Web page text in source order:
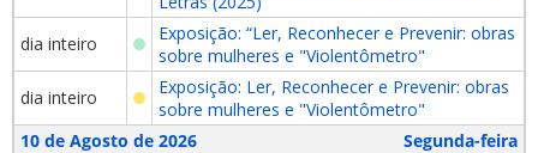
dia inteiro
Exposição: “Ler, Reconhecer e Prevenir: obras
sobre mulheres e "Violentômetro"
dia inteiro
Exposição: Ler, Reconhecer e Prevenir: obras
sobre mulheres e "Violentômetro"
10 de Agosto de 2026
Segunda-feira